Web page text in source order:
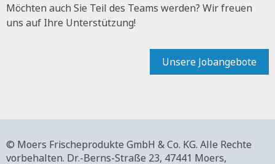
Möchten auch Sie Teil des Teams werden? Wir freuen
uns auf Ihre Unterstützung!
Unsere Jobangebote
© Moers Frischeprodukte GmbH & Co. KG. Alle Rechte
vorbehalten. Dr.-Berns-Straße 23, 47441 Moers,